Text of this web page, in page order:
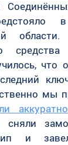
что
мы
сняли
и